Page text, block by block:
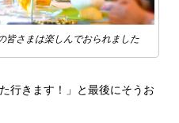
皆さまは楽しんでおられました
行きます！」と最後にそうお